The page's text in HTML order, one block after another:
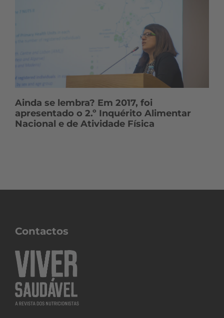
Ainda se lembra? Em 2017, foi
apresentado o 2.º Inquérito Alimentar
Nacional e de Atividade Física
Contactos